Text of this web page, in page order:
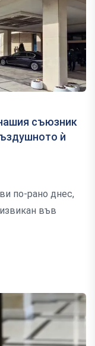
съюзник
ѝ
по-рано днес,
във